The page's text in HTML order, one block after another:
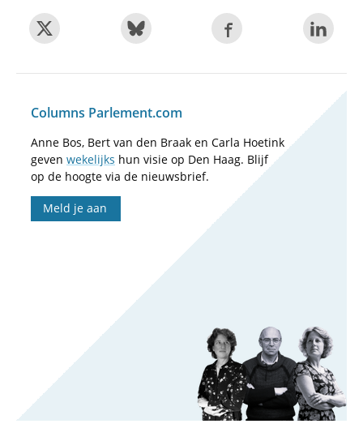
Columns Parlement.com
Anne Bos, Bert van den Braak en Carla Hoetink
geven wekelijks hun visie op Den Haag. Blijf
op de hoogte via de nieuwsbrief.
Meld je aan